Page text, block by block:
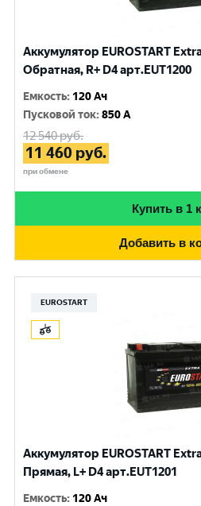
Аккумулятор EUROSTART
Обратная, R+ D4 арт.EUT1200
Емкость: 120 Ач
Пусковой ток:850 A
12 540руб.
11 460 руб.
при обмене
Купить в 1
Добавить в
EUROSTART
Аккумулятор EUROSTART
Прямая, L+ D4 арт.EUT1201
Емкость: 120 Ач